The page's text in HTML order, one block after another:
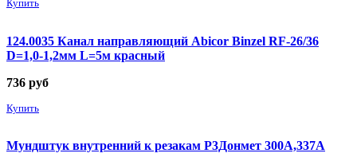
Купить
124.0035 Канал направляющий Abicor Binzel RF-26/36
D=1,0-1,2мм L=5м красный
736 руб
Купить
Мундштук внутренний к резакам Р3Донмет 300А,337А